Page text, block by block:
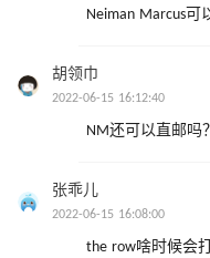
Neiman Marcus
胡领巾
2022-06-15 16:12:40
NM还可以直邮吗
张乖儿
2022-06-15 16:08:00
the row啥时候会